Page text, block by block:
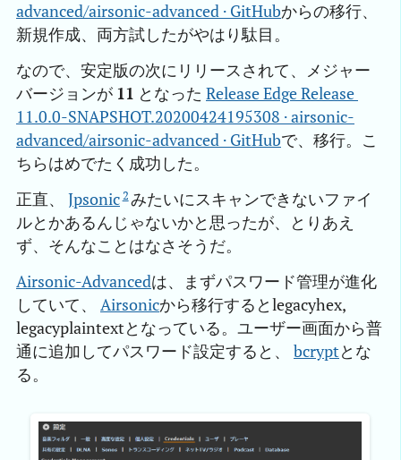
advanced/airsonic-advanced · GitHubからの移行、
新規作成、両方試したがやはり駄目。
なので、安定版の次にリリースされて、メジャー
バージョンが 11 となった Release Edge Release
11.0.0-SNAPSHOT.20200424195308 · airsonic-
advanced/airsonic-advanced · GitHubで、移行。こ
ちらはめでたく成功した。
正直、 Jpsonic 2みたいにスキャンできないファイ
ルとかあるんじゃないかと思ったが、とりあえ
ず、そんなことはなさそうだ。
Airsonic-Advancedは、まずパスワード管理が進化
していて、 Airsonicから移行するとlegacyhex,
legacyplaintextとなっている。ユーザー画面から普
通に追加してパスワード設定すると、 bcryptとな
る。